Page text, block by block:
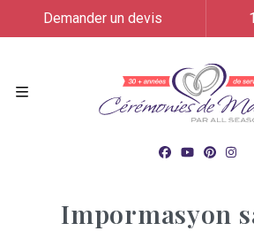
Demander un devis
Impormasyon